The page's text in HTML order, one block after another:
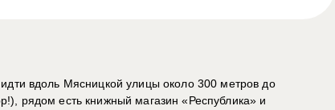
вдоль Мясницкой улицы около 300 метров до
рядом есть книжный магазин «Республика» и